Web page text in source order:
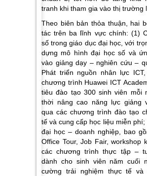
tranh khi tham gia vào thị trường
Theo biên bản thỏa thuận, hai
tác trên ba lĩnh vực chính: (1)
số trong giáo dục đại học, với
dựng mô hình đại học số và
vào giảng dạy – nghiên cứu –
Phát triển nguồn nhân lực
chương trình Huawei ICT
tiêu đào tạo 300 sinh viên mỗi
thời nâng cao năng lực giảng
qua các chương trình đào tạo
tế và cung cấp học liệu miễn phí;
đại học – doanh nghiệp, bao
Office Tour, Job Fair, workshop
các chương trình thực tập –
dành cho sinh viên năm cuối
cường trải nghiệm thực tế và